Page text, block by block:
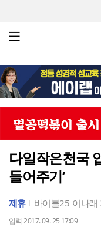
다일작은천국
들어주기’
제휴 바이블25 이나래
입력 2017. 09. 25 17:09